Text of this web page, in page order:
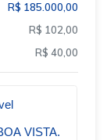
R$ 185.000,00
R$ 102,00
R$ 40,00